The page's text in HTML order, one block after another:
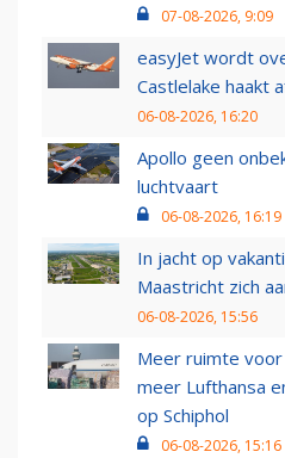
07-08-2026, 9:09
easyJet wordt
Castlelake haakt
06-08-2026, 16:20
Apollo geen
luchtvaart
06-08-2026, 16:19
In jacht op
Maastricht zich
06-08-2026, 15:56
Meer ruimte
meer Lufthansa
op Schiphol
06-08-2026, 15:16